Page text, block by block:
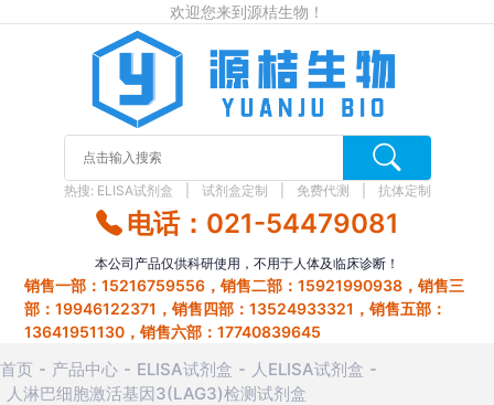
欢迎您来到源桔生物！
热搜: ELISA试剂盒 试剂盒定制 免费代测 抗体定制
电话：021-54479081
本公司产品仅供科研使用，不用于人体及临床诊断！
销售一部：15216759556，销售二部：15921990938，销售三
部：19946122371，销售四部：13524933321，销售五部：
13641951130，销售六部：17740839645
首页 产品中心 ELISA试剂盒
人ELISA试剂盒
人淋巴细胞激活基因3(LAG3)检测试剂盒